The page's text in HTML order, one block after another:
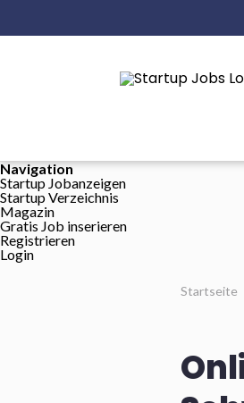
Navigation
Startup Jobanzeigen
Startup Verzeichnis
Magazin
Gratis Job inserieren
Registrieren
Login
Startseite